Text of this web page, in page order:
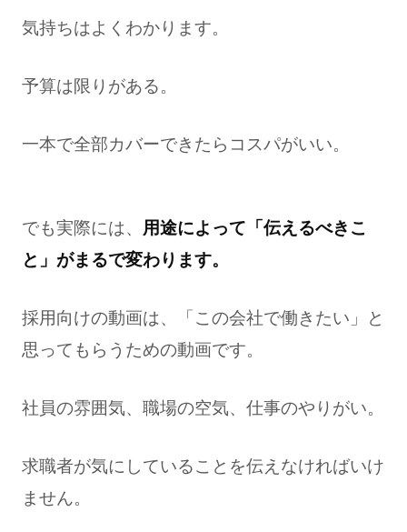
気持ちはよくわかります。
予算は限りがある。
一本で全部カバーできたらコスパがいい。
でも実際には、 用途によって「伝えるべきこ
と」がまるで変わります。
採用向けの動画は、「この会社で働きたい」と
思ってもらうための動画です。
社員の雰囲気、職場の空気、仕事のやりがい。
求職者が気にしていることを伝えなければいけ
ません。